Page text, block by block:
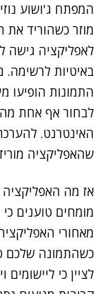
המפתח ג'ושוע
מוזר כשהוריד את
לאפליקציה גישה
באיטיות לרשימה.
התמונות הופיעו
לבחור אף אחת
האינטרנט.
שהאפליקציה
אז מה
מומחים טוענים
מאחורי
כשהתמונה שלכם
לציין כי ליישומים